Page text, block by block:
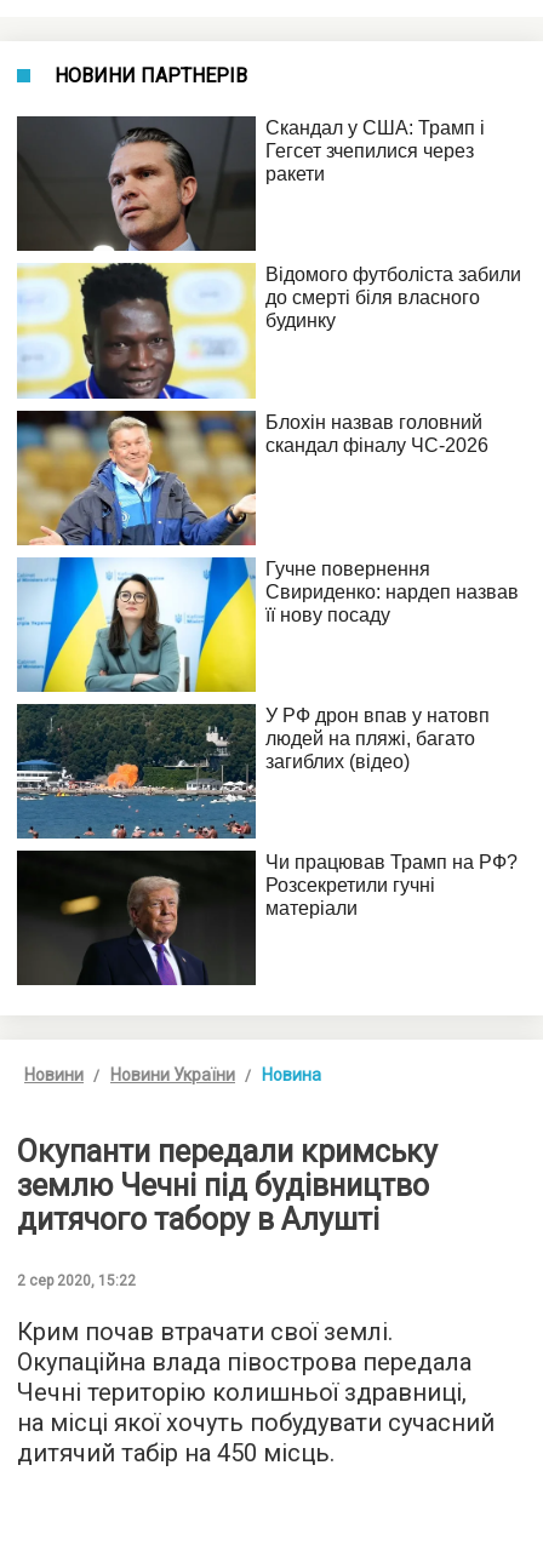
НОВИНИ ПАРТНЕРІВ
Новини Новини України Новина
Окупанти передали кримську
землю Чечні під будівництво
дитячого табору в Алушті
2 сер 2020, 15:22
Крим почав втрачати свої землі.
Окупаційна влада півострова передала
Чечні територію колишньої здравниці,
на місці якої хочуть побудувати сучасний
дитячий табір на 450 місць.